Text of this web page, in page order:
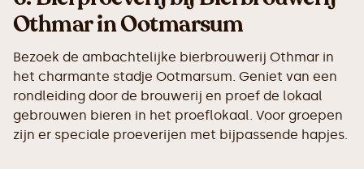
Othmar in Ootmarsum
Bezoek de ambachtelijke bierbrouwerij Othmar in
het charmante stadje Ootmarsum. Geniet van een
rondleiding door de brouwerij en proef de lokaal
gebrouwen bieren in het proeflokaal. Voor groepen
zijn er speciale proeverijen met bijpassende hapjes.